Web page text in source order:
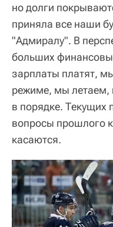
но долги
приняла все наши
"Адмиралу". В
больших
зарплаты платят,
режиме, мы летаем,
в порядке. Текущих
вопросы прошлого
касаются.